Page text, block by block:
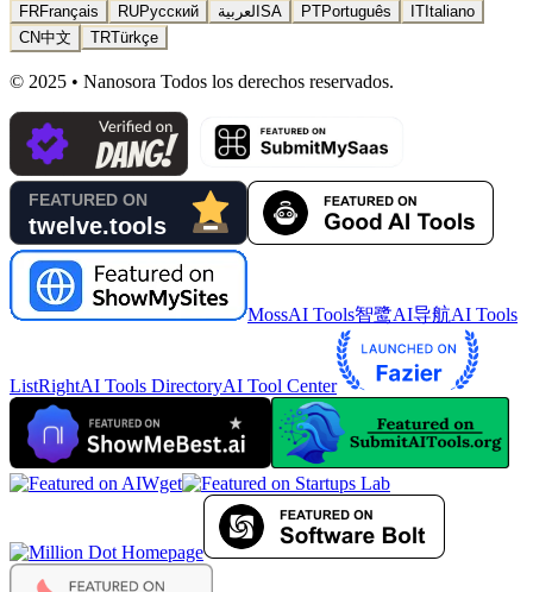
FRFrançais RUРусский SA العربية PTPortuguês IT Italiano
CN中文 TRTürkçe
© 2025 • Nanosora Todos los derechos reservados.
MossAI Tools智鹭AI导航AI Tools
ListRightAI Tools DirectoryAI Tool Center